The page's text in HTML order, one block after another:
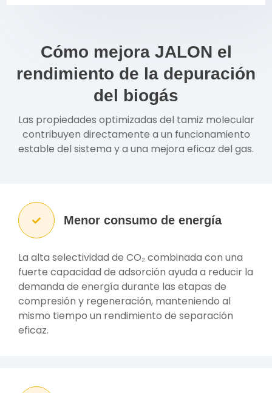
Cómo mejora JALON el
rendimiento de la depuración
del biogás
Las propiedades optimizadas del tamiz molecular
contribuyen directamente a un funcionamiento
estable del sistema y a una mejora eficaz del gas.
Menor consumo de energía
La alta selectividad de CO₂ combinada con una
fuerte capacidad de adsorción ayuda a reducir la
demanda de energía durante las etapas de
compresión y regeneración, manteniendo al
mismo tiempo un rendimiento de separación
eficaz.